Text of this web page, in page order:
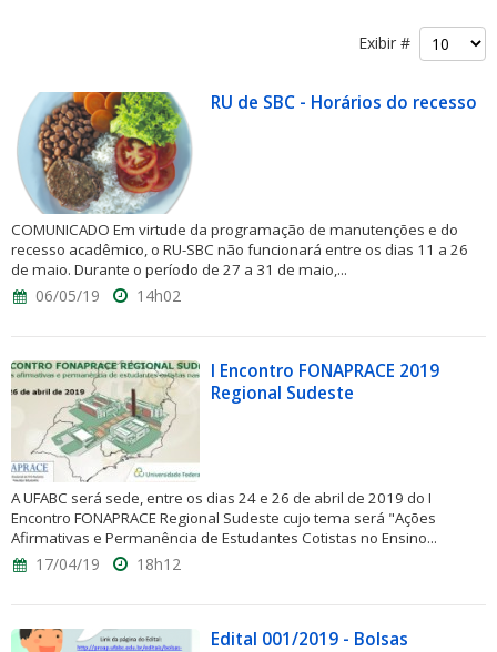
Exibir #
RU de SBC - Horários do recesso
COMUNICADO Em virtude da programação de manutenções e do
recesso acadêmico, o RU-SBC não funcionará entre os dias 11 a 26
de maio. Durante o período de 27 a 31 de maio,...
06/05/19 14h02
I Encontro FONAPRACE 2019
Regional Sudeste
A UFABC será sede, entre os dias 24 e 26 de abril de 2019 do I
Encontro FONAPRACE Regional Sudeste cujo tema será "Ações
Afirmativas e Permanência de Estudantes Cotistas no Ensino...
17/04/19 18h12
Edital 001/2019 - Bolsas